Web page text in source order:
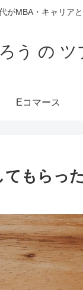
がMBA・キャリア
う の ツ
Eコマース
てもらっ